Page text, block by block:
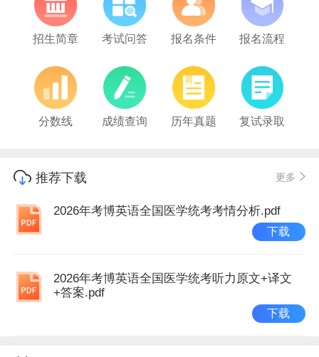
招生简章 考试问答 报名条件 报名流程
分数线 成绩查询 历年真题 复试录取
推荐下载 更多
2026年考博英语全国医学统考考情分析.pdf
下载
2026年考博英语全国医学统考听力原文+译文
+答案.pdf
下载